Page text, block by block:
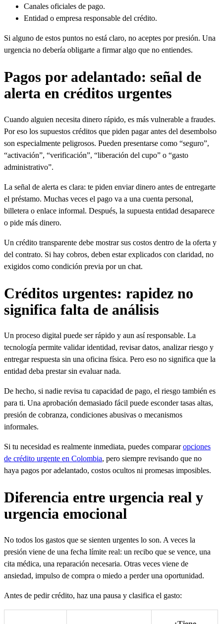
Canales oficiales de pago.
Entidad o empresa responsable del crédito.
Si alguno de estos puntos no está claro, no aceptes por presión. Una
urgencia no debería obligarte a firmar algo que no entiendes.
Pagos por adelantado: señal de
alerta en créditos urgentes
Cuando alguien necesita dinero rápido, es más vulnerable a fraudes.
Por eso los supuestos créditos que piden pagar antes del desembolso
son especialmente peligrosos. Pueden presentarse como “seguro”,
“activación”, “verificación”, “liberación del cupo” o “gasto
administrativo”.
La señal de alerta es clara: te piden enviar dinero antes de entregarte
el préstamo. Muchas veces el pago va a una cuenta personal,
billetera o enlace informal. Después, la supuesta entidad desaparece
o pide más dinero.
Un crédito transparente debe mostrar sus costos dentro de la oferta y
del contrato. Si hay cobros, deben estar explicados con claridad, no
exigidos como condición previa por un chat.
Créditos urgentes: rapidez no
significa falta de análisis
Un proceso digital puede ser rápido y aun así responsable. La
tecnología permite validar identidad, revisar datos, analizar riesgo y
entregar respuesta sin una oficina física. Pero eso no significa que la
entidad deba prestar sin evaluar nada.
De hecho, si nadie revisa tu capacidad de pago, el riesgo también es
para ti. Una aprobación demasiado fácil puede esconder tasas altas,
presión de cobranza, condiciones abusivas o mecanismos
informales.
Si tu necesidad es realmente inmediata, puedes compararopciones
de crédito urgente en Colombia, pero siempre revisando que no
haya pagos por adelantado, costos ocultos ni promesas imposibles.
Diferencia entre urgencia real y
urgencia emocional
No todos los gastos que se sienten urgentes lo son. A veces la
presión viene de una fecha límite real: un recibo que se vence, una
cita médica, una reparación necesaria. Otras veces viene de
ansiedad, impulso de compra o miedo a perder una oportunidad.
Antes de pedir crédito, haz una pausa y clasifica el gasto: